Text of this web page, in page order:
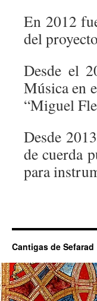
En 2012
del
Desde el
Música en
“Miguel
Desde
de cuerda
para
Cantigas de Sefarad